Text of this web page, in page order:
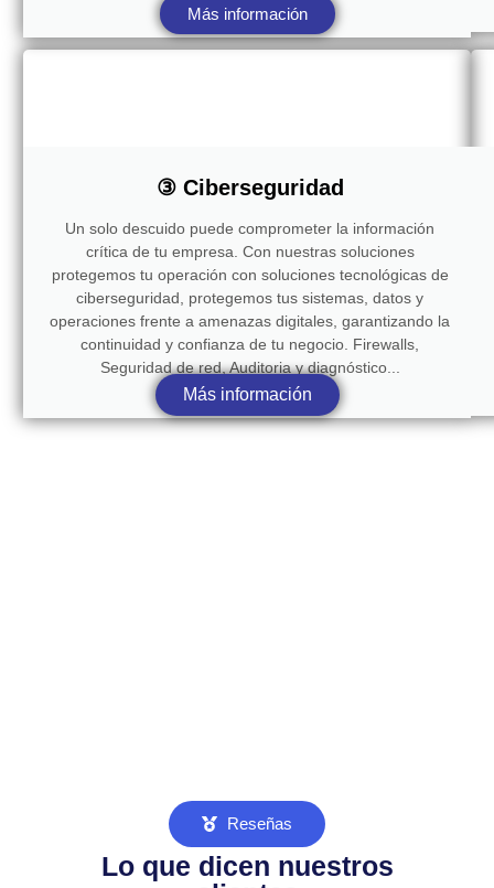
Más información
③ Ciberseguridad
Un solo descuido puede comprometer la información
crítica de tu empresa. Con nuestras soluciones
protegemos tu operación con soluciones tecnológicas de
ciberseguridad, protegemos tus sistemas, datos y
operaciones frente a amenazas digitales, garantizando la
continuidad y confianza de tu negocio. Firewalls,
Seguridad de red, Auditoria y diagnóstico...
Más información
Reseñas
Lo que dicen nuestros